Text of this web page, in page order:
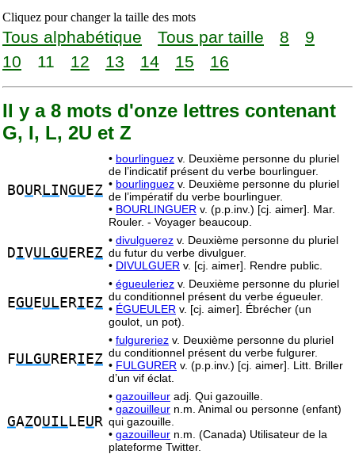
Cliquez pour changer la taille des mots
Tous alphabétique Tous par taille 8
9
10
11 12 13 14 15 16
Il y a 8 mots d'onze lettres contenant
G, I, L, 2U et Z
BOU RLI NGU EZ
• bourlinguez v. Deuxième personne du pluriel
de l’indicatif présent du verbe bourlinguer.
• bourlinguez v. Deuxième personne du pluriel
de l’impératif du verbe bourlinguer.
• BOURLINGUER v. (p.p.inv.) [cj. aimer]. Mar.
Rouler. - Voyager beaucoup.
DIVULGU EREZ
• divulguerez v. Deuxième personne du pluriel
du futur du verbe divulguer.
• DIVULGUER v. [cj. aimer]. Rendre public.
EGU EUL ERI EZ
• égueuleriez v. Deuxième personne du pluriel
du conditionnel présent du verbe égueuler.
• ÉGUEULER v. [cj. aimer]. Ébrécher (un
goulot, un pot).
FULGU RERI EZ
• fulgureriez v. Deuxième personne du pluriel
du conditionnel présent du verbe fulgurer.
• FULGURER v. (p.p.inv.) [cj. aimer]. Litt. Briller
d’un vif éclat.
GAZOUIL LEU R
• gazouilleur adj. Qui gazouille.
• gazouilleur n.m. Animal ou personne (enfant)
qui gazouille.
• gazouilleur n.m. (Canada) Utilisateur de la
plateforme Twitter.